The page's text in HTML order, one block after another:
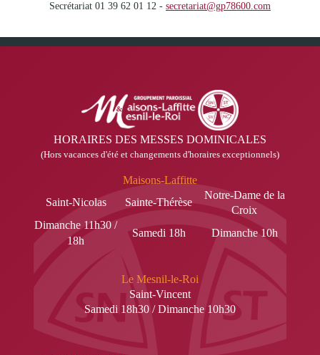
Secrétariat 01 39 62 01 12 - secretariat@gp78600.com
HORAIRES DES MESSES DOMINICALES
(Hors vacances d'été et changements d'horaires exceptionnels)
Maisons-Laffitte
Saint-Nicolas
Sainte-Thérèse
Notre-Dame de la
Croix
Dimanche 11h30 /
18h
Samedi 18h Dimanche 10h
Le Mesnil-le-Roi
Saint-Vincent
Samedi 18h30 / Dimanche 10h30